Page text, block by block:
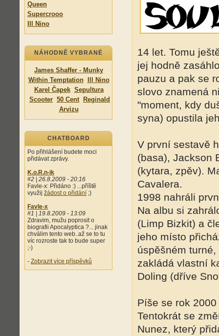
Queen
Supercrooo
Ill Nino
NÁHODNĚ VYBRANÉ
James Shaffer - Munky
Within Temptation
Ill Nino
Karel Čapek Sepultura
Scooter 50 Cent
Reginald
Arvizu
CHATBOARD
Po přihlášení budete moci
přidávat zprávy.
K.o.R.n-ik
#2 | 26.8.2009 - 20:16
Favle-x: Přidáno :) ...příště
využij žádost o přidání ;)
Favle-x
#1 | 19.8.2009 - 13:09
Zdravim, mužu poprosit o
biografii Apocalyptica ?... jinak
chválim tento web..až se to tu
víc rozroste tak to bude super
;-)
- Zobrazit více příspěvků
14 let. Tomu
jej hodně
pauzu a pak se
slovo znamená
"moment, kdy
syna) opustila
V první sestavě
(basa), Jackson
(kytara, zpěv).
Cavalera.
1998 nahráli
Na albu si
(Limp Bizkit) a
jeho místo
úspěšném
zakládá vlastní
Doling (dříve
Píše se rok
Tentokrát se
Nunez, který